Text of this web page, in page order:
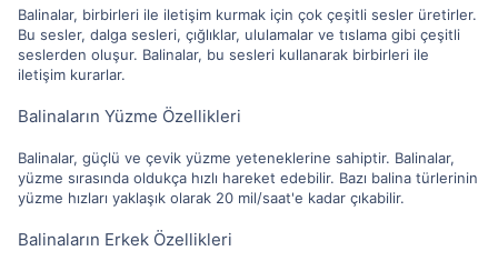
Balinalar, birbirleri ile iletişim kurmak için çok çeşitli sesler üretirler.
Bu sesler, dalga sesleri, çığlıklar, ululamalar ve tıslama gibi çeşitli
seslerden oluşur. Balinalar, bu sesleri kullanarak birbirleri ile
iletişim kurarlar.
Balinaların Yüzme Özellikleri
Balinalar, güçlü ve çevik yüzme yeteneklerine sahiptir. Balinalar,
yüzme sırasında oldukça hızlı hareket edebilir. Bazı balina türlerinin
yüzme hızları yaklaşık olarak 20 mil/saat'e kadar çıkabilir.
Balinaların Erkek Özellikleri